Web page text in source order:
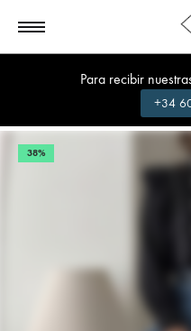
Para recibir
+34
38%